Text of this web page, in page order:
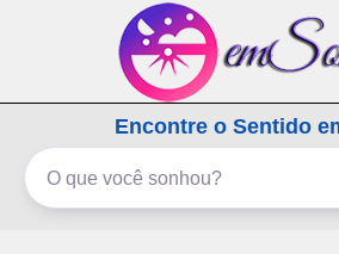
emSonho.com
Os sonhos significam mais
Encontre o Sentido